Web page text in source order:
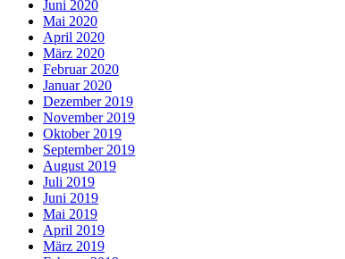
Juni 2020
Mai 2020
April 2020
März 2020
Februar 2020
Januar 2020
Dezember 2019
November 2019
Oktober 2019
September 2019
August 2019
Juli 2019
Juni 2019
Mai 2019
April 2019
März 2019